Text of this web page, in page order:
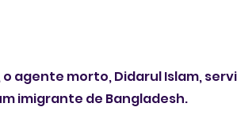
o agente morto, Didarul Islam,
imigrante de Bangladesh.